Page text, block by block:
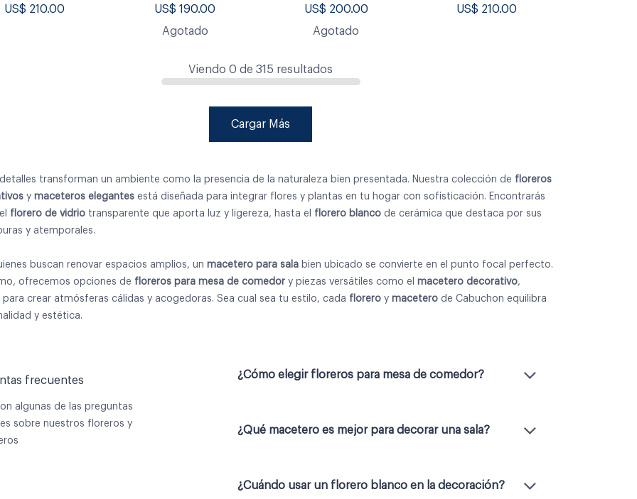
US$ 210.00 US$190.00
Agotado
US$ 200.00
Agotado
US$ 210.00
Viendo 0 de 315 resultados
Cargar Más
transforman un ambiente como la presencia de la naturaleza bien presentada. Nuestra colección de floreros
y maceteros elegantes está diseñada para integrar flores y plantas en tu hogar con sofisticación. Encontrarás
florero de vidrio transparente que aporta luz y ligereza, hasta el florero blanco de cerámica que destaca por sus
y atemporales.
buscan renovar espacios amplios, un macetero para sala bien ubicado se convierte en el punto focal perfecto.
ofrecemos opciones de floreros para mesa de comedor y piezas versátiles como el macetero decorativo,
para crear atmósferas cálidas y acogedoras. Sea cual sea tu estilo, cada florero y macetero de Cabuchon equilibra
y estética.
frecuentes
algunas de las preguntas
sobre nuestros floreros y
¿Cómo elegir floreros para mesa de comedor?
¿Qué macetero es mejor para decorar una sala?
¿Cuándo usar un florero blanco en la decoración?